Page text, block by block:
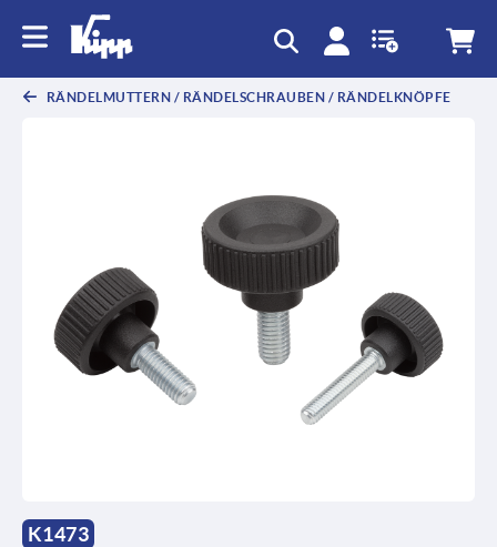
RÄNDELMUTTERN / RÄNDELSCHRAUBEN / RÄNDELKNÖPFE
K1473